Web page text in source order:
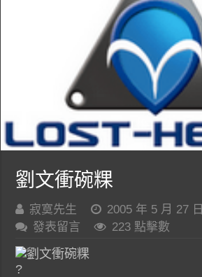
劉文衝碗粿
寂寞先生 2005 年 5 月 27 日
發表留言
223 點擊數
?